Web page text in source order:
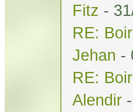
Fitz -
RE:
Jehan -
RE:
Alendir